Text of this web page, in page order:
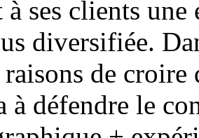
à ses clients
diversifiée.
raisons de
à défendre le